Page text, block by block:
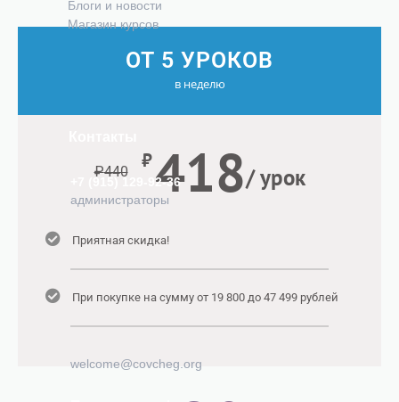
ОТ 5 УРОКОВ
в неделю
₽440 ₽418/ урок
Приятная скидка!
При покупке на сумму от 19 800 до 47 499 рублей
Блоги и новости
Магазин курсов
+7 (915) 129-92-36
администраторы
welcome@covcheg.org